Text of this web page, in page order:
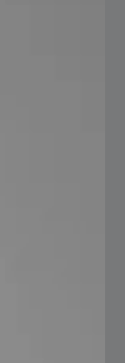
en toda
nivelado se
la superficie y
distintas
facilita la
de que
hay menor
si cuenta con
se
aumenta la
largo plazo